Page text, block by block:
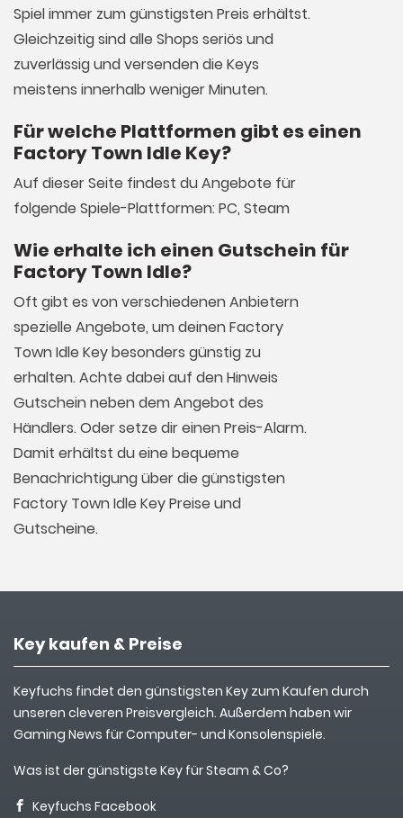
Spiel immer zum günstigsten Preis erhältst.
Gleichzeitig sind alle Shops seriös und
zuverlässig und versenden die Keys
meistens innerhalb weniger Minuten.
Für welche Plattformen gibt es einen
Factory Town Idle Key?
Auf dieser Seite findest du Angebote für
folgende Spiele-Plattformen: PC, Steam
Wie erhalte ich einen Gutschein für
Factory Town Idle?
Oft gibt es von verschiedenen Anbietern
spezielle Angebote, um deinen Factory
Town Idle Key besonders günstig zu
erhalten. Achte dabei auf den Hinweis
Gutschein neben dem Angebot des
Händlers. Oder setze dir einen Preis-Alarm.
Damit erhältst du eine bequeme
Benachrichtigung über die günstigsten
Factory Town Idle Key Preise und
Gutscheine.
Key kaufen & Preise
Keyfuchs findet den günstigsten Key zum Kaufen durch
unseren cleveren Preisvergleich. Außerdem haben wir
Gaming News für Computer- und Konsolenspiele.
Was ist der günstigste Key für Steam & Co?
Keyfuchs Facebook